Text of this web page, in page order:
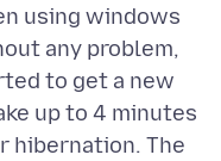
using windows
any problem,
to get a new
up to 4 minutes
hibernation. The